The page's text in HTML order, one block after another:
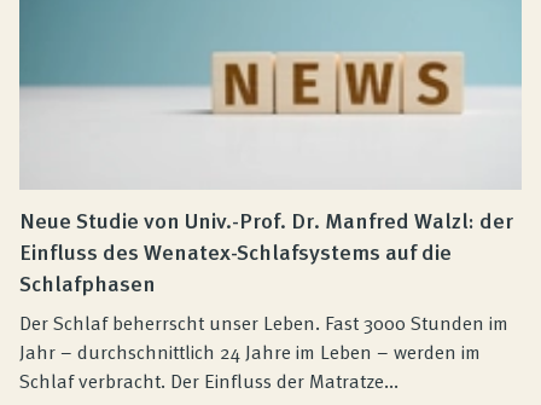
Neue Studie von Univ.-Prof. Dr. Manfred Walzl: der
Einfluss des Wenatex-Schlafsystems auf die
Schlafphasen
Der Schlaf beherrscht unser Leben. Fast 3000 Stunden im
Jahr – durchschnittlich 24 Jahre im Leben – werden im
Schlaf verbracht. Der Einfluss der Matratze...